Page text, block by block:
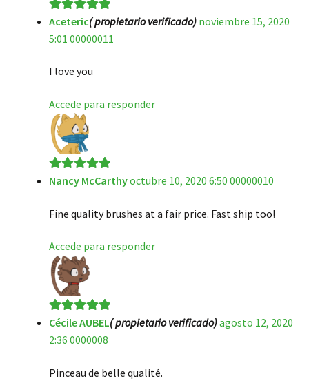
Valorado en5
de 5
Aceteric( propietario verificado) noviembre 15, 2020
5:01 00000011
I love you
Accede para responder
Valorado en5
Nancy McCarthyoctubre 10, 2020 6:50 00000010
Fine quality brushes at a fair price. Fast ship too!
Accede para responder
Valorado en5
de 5
Cécile AUBEL( propietario verificado)agosto 12, 2020
2:36 0000008
Pinceau de belle qualité.